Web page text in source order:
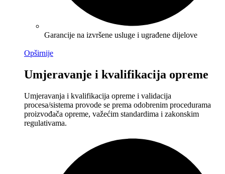
Garancije na izvršene usluge i ugrađene dijelove
Opširnije
Umjeravanje i kvalifikacija opreme
Umjeravanja i kvalifikacija opreme i validacija
procesa/sistema provode se prema odobrenim procedurama
proizvođača opreme, važećim standardima i zakonskim
regulativama.